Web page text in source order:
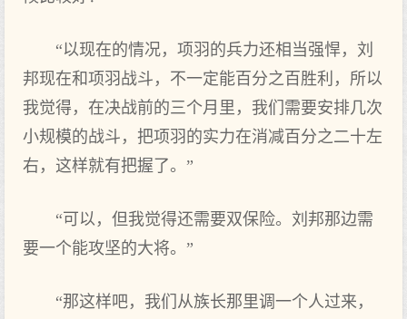
“以现在的情况，项羽的兵力还相当强悍，刘
邦现在和项羽战斗，不一定能百分之百胜利，所以
我觉得，在决战前的三个月里，我们需要安排几次
小规模的战斗，把项羽的实力在消减百分之二十左
右，这样就有把握了。”
“可以，但我觉得还需要双保险。刘邦那边需
要一个能攻坚的大将。”
“那这样吧，我们从族长那里调一个人过来，